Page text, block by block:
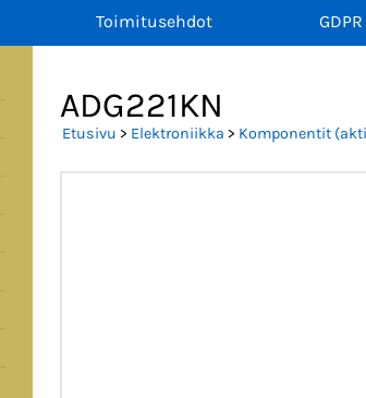
Toimitusehdot GDPR
ADG221KN
Etusivu > Elektroniikka > Komponentit